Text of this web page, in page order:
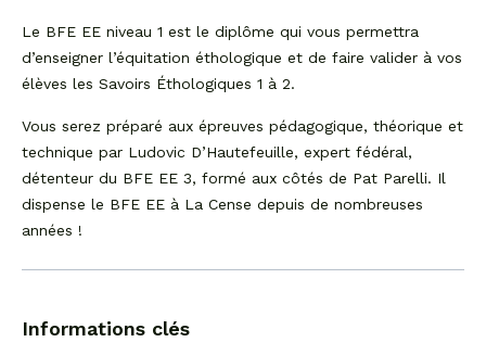
Le BFE EE niveau 1 est le diplôme qui vous permettra
d’enseigner l’équitation éthologique et de faire valider à vos
élèves les Savoirs Éthologiques 1 à 2.
Vous serez préparé aux épreuves pédagogique, théorique et
technique par Ludovic D’Hautefeuille, expert fédéral,
détenteur du BFE EE 3, formé aux côtés de Pat Parelli. Il
dispense le BFE EE à La Cense depuis de nombreuses
années !
Informations clés